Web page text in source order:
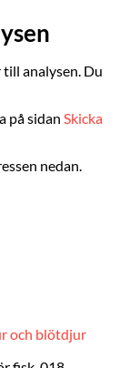
till analysen. Du
på sidan Skicka
nedan.
och blötdjur